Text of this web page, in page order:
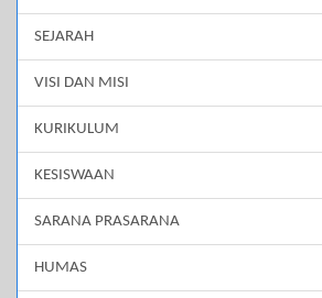
SEJARAH
VISI DAN MISI
KURIKULUM
KESISWAAN
SARANA PRASARANA
HUMAS